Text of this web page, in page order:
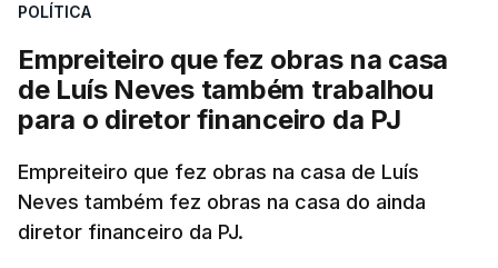
POLÍTICA
Empreiteiro que fez obras na casa
de Luís Neves também trabalhou
para o diretor financeiro da PJ
Empreiteiro que fez obras na casa de Luís
Neves também fez obras na casa do ainda
diretor financeiro da PJ.